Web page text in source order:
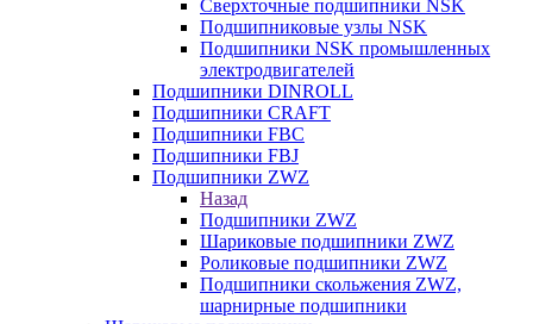
Сверхточные подшипники NSK
Подшипниковые узлы NSK
Подшипники NSK промышленных
электродвигателей
Подшипники DINROLL
Подшипники CRAFT
Подшипники FBC
Подшипники FBJ
Подшипники ZWZ
Назад
Подшипники ZWZ
Шариковые подшипники ZWZ
Роликовые подшипники ZWZ
Подшипники скольжения ZWZ,
шарнирные подшипники